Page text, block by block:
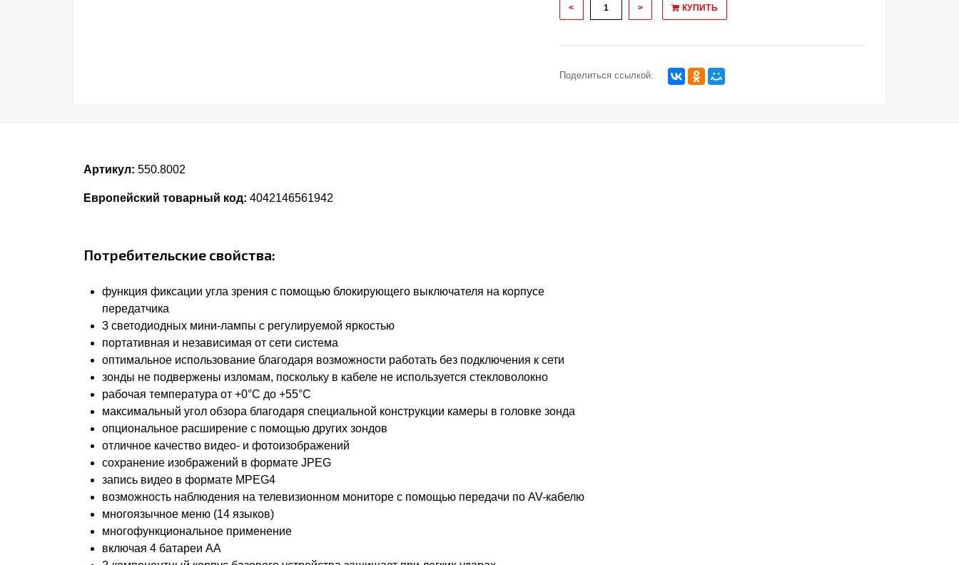
< > КУПИТЬ
Поделиться ссылкой:
Артикул: 550.8002
Европейский товарный код: 4042146561942
Потребительские свойства:
функция фиксации угла зрения с помощью блокирующего выключателя на корпусе
передатчика
3 светодиодных мини-лампы с регулируемой яркостью
портативная и независимая от сети система
оптимальное использование благодаря возможности работать без подключения к сети
зонды не подвержены изломам, поскольку в кабеле не используется стекловолокно
рабочая температура от +0°C до +55°C
максимальный угол обзора благодаря специальной конструкции камеры в головке зонда
опциональное расширение с помощью других зондов
отличное качество видео- и фотоизображений
сохранение изображений в формате JPEG
запись видео в формате MPEG4
возможность наблюдения на телевизионном мониторе с помощью передачи по AV-кабелю
многоязычное меню (14 языков)
многофункциональное применение
включая 4 батареи АА